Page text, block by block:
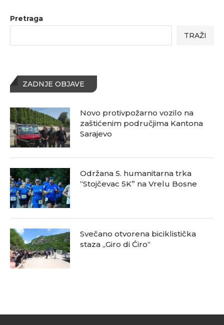
Pretraga
TRAŽI
ZADNJE OBJAVE
Novo protivpožarno vozilo na
zaštićenim područjima Kantona
Sarajevo
Održana 5. humanitarna trka
“Stojčevac 5K” na Vrelu Bosne
Svečano otvorena biciklistička
staza „Giro di Ćiro“